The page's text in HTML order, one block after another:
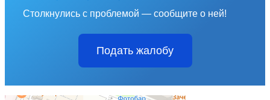
Столкнулись с проблемой — сообщите о ней!
Подать жалобу